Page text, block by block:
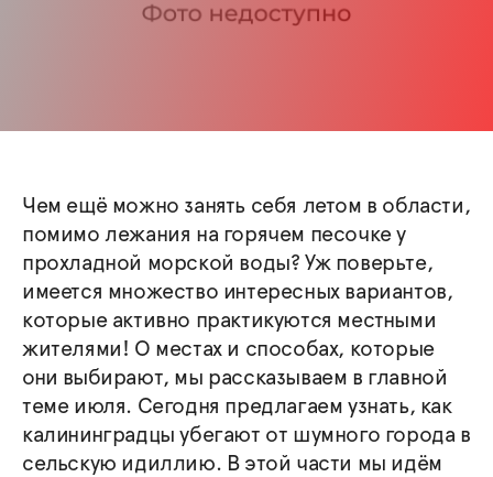
Чем ещё можно занять себя летом в области,
помимо лежания на горячем песочке у
прохладной морской воды? Уж поверьте,
имеется множество интересных вариантов,
которые активно практикуются местными
жителями! О местах и способах, которые
они выбирают, мы рассказываем в главной
теме июля. Сегодня предлагаем узнать, как
калининградцы убегают от шумного города в
сельскую идиллию. В этой части мы идём